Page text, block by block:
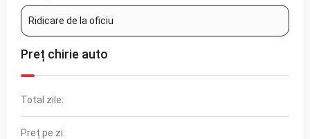
Preț chirie auto
Total zile:
Preț pe zi: